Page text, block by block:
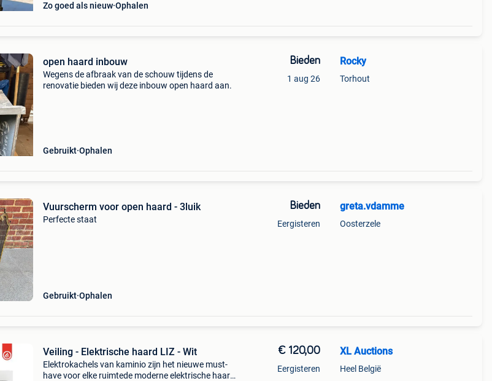
Zo goed als nieuw Ophalen
open haard inbouw
Wegens de afbraak van de schouw tijdens de
renovatie bieden wij deze inbouw open haard aan.
Gebruikt Ophalen
Bieden
1 aug 26
Rocky
Torhout
Vuurscherm voor open haard - 3luik
Perfecte staat
Gebruikt Ophalen
Bieden
Eergisteren
greta.vdamme
Oosterzele
Veiling - Elektrische haard LIZ - Wit
Elektrokachels van kaminio zijn het nieuwe must-
have voor elke ruimtede moderne elektrische haard
€ 120,00
Eergisteren
XL Auctions
Heel België